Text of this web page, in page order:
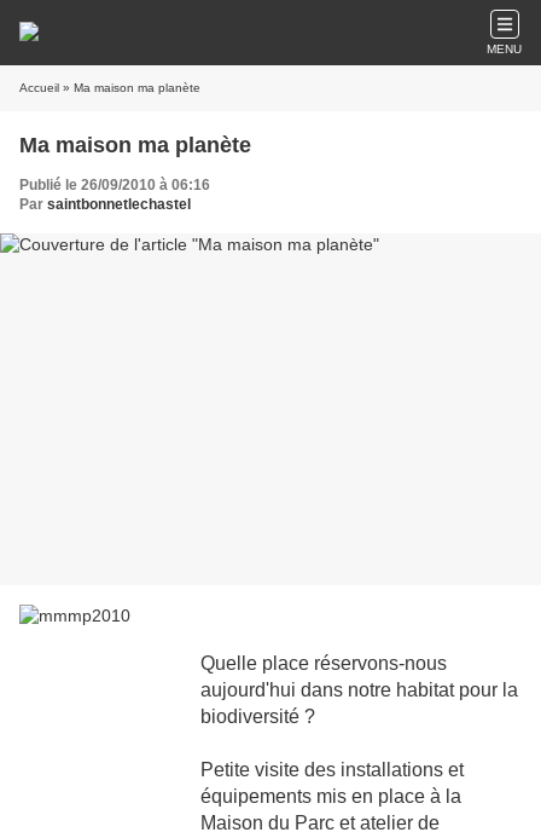
MENU
Accueil » Ma maison ma planète
Ma maison ma planète
Publié le 26/09/2010 à 06:16
Par saintbonnetlechastel
Quelle place réservons-nous
aujourd'hui dans notre habitat pour la
biodiversité ?
Petite visite des installations et
équipements mis en place à la
Maison du Parc et atelier de